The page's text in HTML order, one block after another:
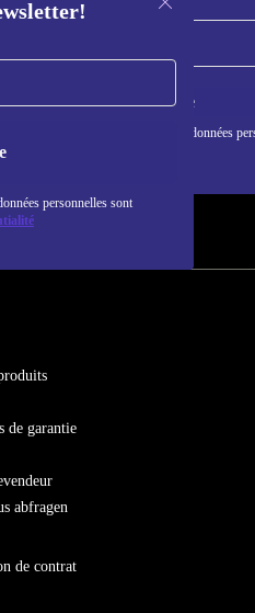
personnelles sont
S'inscrire
les informations sur l'utilisation des données
confidentialité
de garantie
abfragen
de contrat